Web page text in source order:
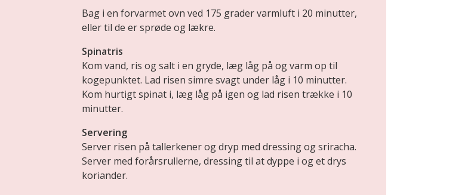
Bag i en forvarmet ovn ved 175 grader varmluft i 20 minutter,
eller til de er sprøde og lækre.
Spinatris
Kom vand, ris og salt i en gryde, læg låg på og varm op til
kogepunktet. Lad risen simre svagt under låg i 10 minutter.
Kom hurtigt spinat i, læg låg på igen og lad risen trække i 10
minutter.
Servering
Server risen på tallerkener og dryp med dressing og sriracha.
Server med forårsrullerne, dressing til at dyppe i og et drys
koriander.